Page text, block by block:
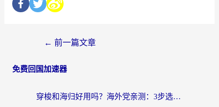
← 前一篇文章
免费回国加速器
穿梭和海归好用吗？海外党亲测：3步选对回国加速器，无缝刷国内剧玩手游